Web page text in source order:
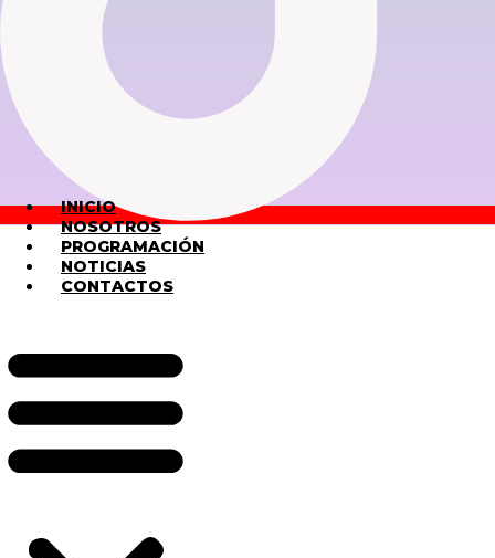
INICIO
NOSOTROS
PROGRAMACIÓN
NOTICIAS
CONTACTOS